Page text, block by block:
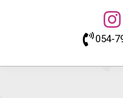
054-